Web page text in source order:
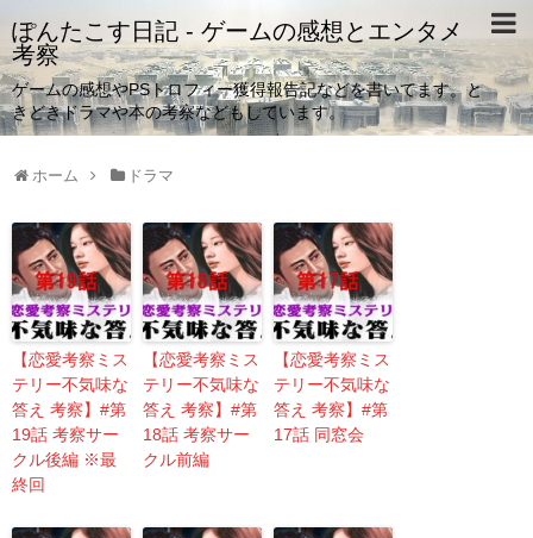
ぽんたこす日記 - ゲームの感想とエンタメ
考察
ゲームの感想やPSトロフィー獲得報告記などを書いてます。と
きどきドラマや本の考察などもしています。
ホーム ドラマ
【恋愛考察ミス
テリー不気味な
答え 考察】#第
19話 考察サー
クル後編 ※最
終回
【恋愛考察ミス
テリー不気味な
答え 考察】#第
18話 考察サー
クル前編
【恋愛考察ミス
テリー不気味な
答え 考察】#第
17話 同窓会